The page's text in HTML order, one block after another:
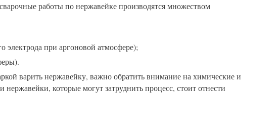
работы по нержавейке производятся множеством
электрода при аргоновой атмосфере);
варить нержавейку, важно обратить внимание на химические и
которые могут затруднить процесс, стоит отнести